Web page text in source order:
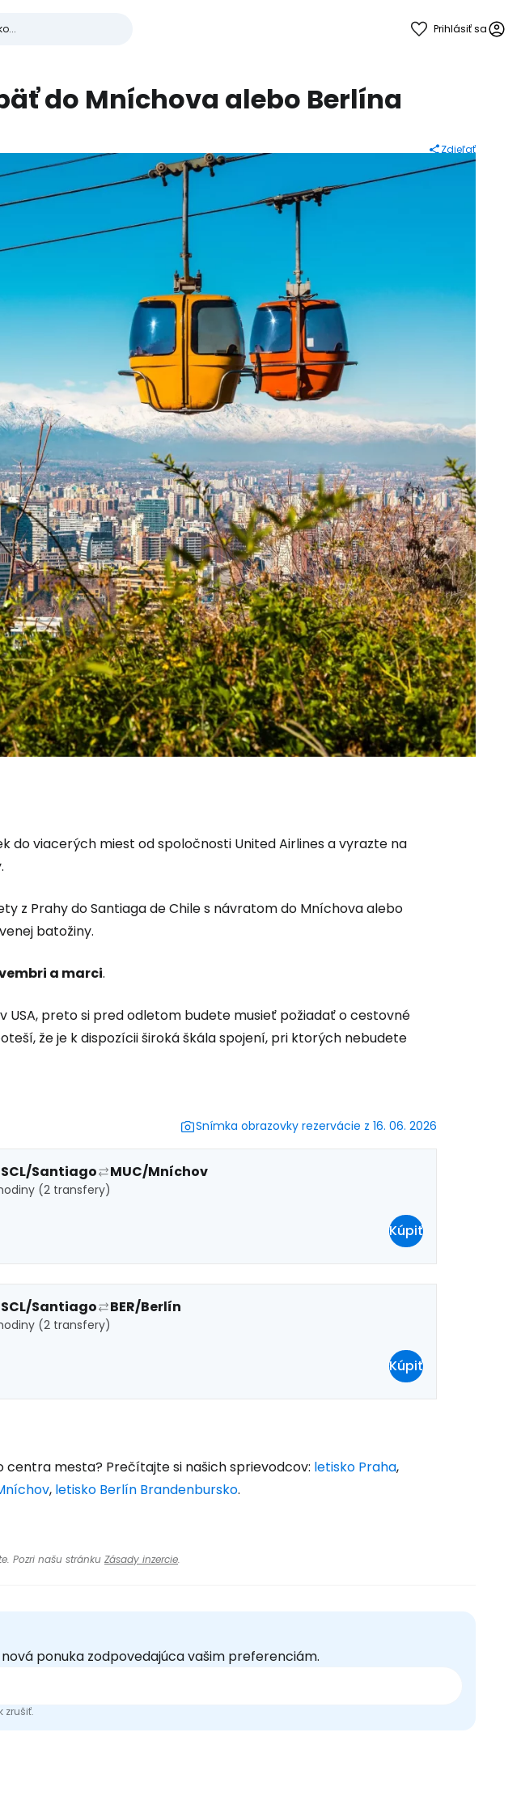
Prihlásiť sa
do Mníchova alebo Berlína
Zdieľať
do viacerých miest od spoločnosti United Airlines a vyrazte na
z Prahy do Santiaga de Chile s návratom do Mníchova alebo
batožiny.
a marci.
USA, preto si pred odletom budete musieť požiadať o cestovné
že je k dispozícii široká škála spojení, pri ktorých nebudete
Snímka obrazovky rezervácie z 16. 06. 2026
SCL/Santiago MUC/Mníchov
(2 transfery)
Kúpiť
SCL/Santiago BER/Berlín
(2 transfery)
Kúpiť
centra mesta? Prečítajte si našich sprievodcov: letisko Praha,
, letisko Berlín Brandenbursko.
Pozri našu stránku Zásady inzercie.
ponuka zodpovedajúca vašim preferenciám.
zrušiť.
sa do služby
komunity cestovateľov
Pokračovať so službou Google